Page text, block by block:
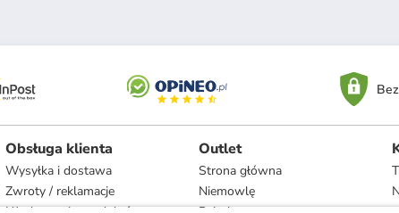
Obsługa klienta
Wysyłka i dostawa
Zwroty / reklamacje
Outlet
Strona główna
Niemowlę